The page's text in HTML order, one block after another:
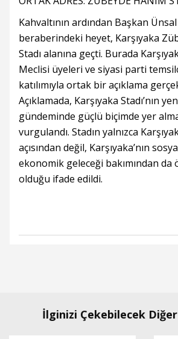
Kahvaltının ardından Başkan
beraberindeki heyet, Karşıyaka
Stadı alanına geçti. Burada
Meclisi üyeleri ve siyasi parti
katılımıyla ortak bir açıklama
Açıklamada, Karşıyaka Stadı’nın
gündeminde güçlü biçimde yer
vurgulandı. Stadın yalnızca
açısından değil, Karşıyaka’nın
ekonomik geleceği bakımından
olduğu ifade edildi.
İlginizi Çekebilecek